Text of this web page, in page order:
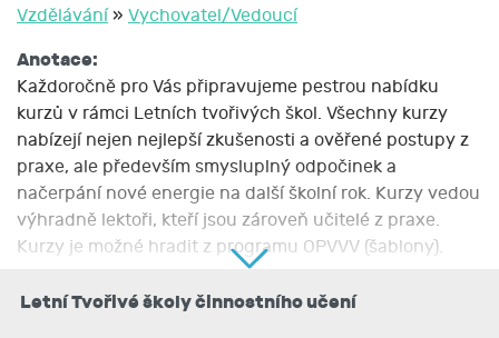
Vzdělávání» Vychovatel/Vedoucí
Anotace:
Každoročně pro Vás připravujeme pestrou nabídku
kurzů v rámci Letních tvořivých škol. Všechny kurzy
nabízejí nejen nejlepší zkušenosti a ověřené postupy z
praxe, ale především smysluplný odpočinek a
načerpání nové energie na další školní rok. Kurzy vedou
výhradně lektoři, kteří jsou zároveň učitelé z praxe.
Kurzy je možné hradit z programu OPVVV (šablony).
Popis kurzu:
Každoročně můžete vybírat ze 4 letních škol (různá
Letní Tvořivé školy činnostního učení